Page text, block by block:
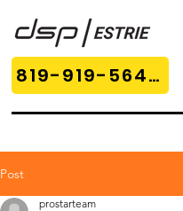
819-919-5649
Post
prostarteam